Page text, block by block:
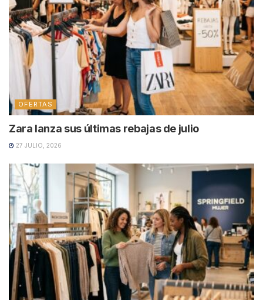
OFERTAS
Zara lanza sus últimas rebajas de julio
27 JULIO, 2026